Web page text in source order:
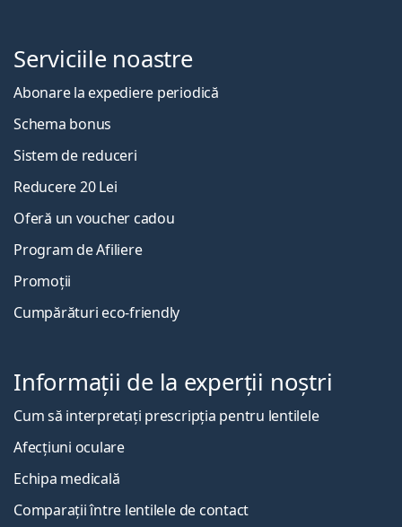
Serviciile noastre
Abonare la expediere periodică
Schema bonus
Sistem de reduceri
Reducere 20 Lei
Oferă un voucher cadou
Program de Afiliere
Promoții
Cumpărături eco-friendly
Informații de la experții noștri
Cum să interpretați prescripția pentru lentilele
Afecțiuni oculare
Echipa medicală
Comparații între lentilele de contact